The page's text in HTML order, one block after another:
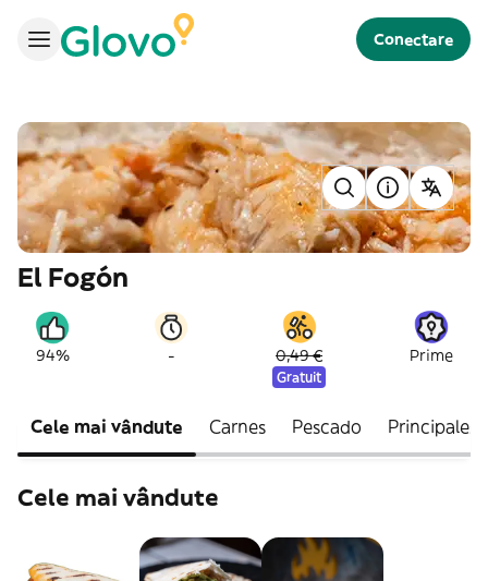
Conectare
El Fogón
94% - 0,49 €
Gratuit
Prime
Cele mai vândute Carnes Pescado Principales
Cele mai vândute